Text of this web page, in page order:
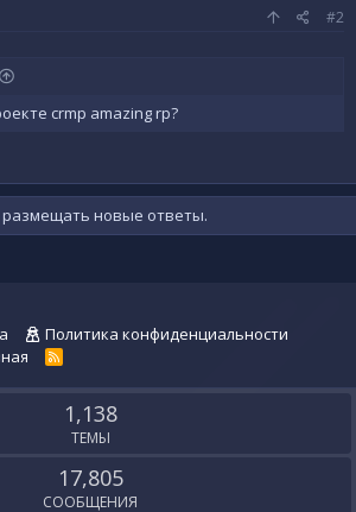
#2
crmp amazing rp?
размещать новые ответы.
Политика конфиденциальности
R
S
1,138
ТЕМЫ
17,805
СООБЩЕНИЯ